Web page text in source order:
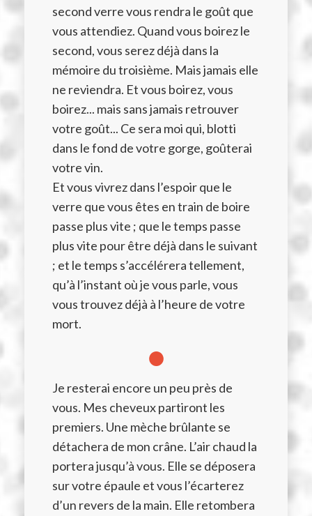
second verre vous rendra le goût que
vous attendiez. Quand vous boirez le
second, vous serez déjà dans la
mémoire du troisième. Mais jamais elle
ne reviendra. Et vous boirez, vous
boirez... mais sans jamais retrouver
votre goût... Ce sera moi qui, blotti
dans le fond de votre gorge, goûterai
votre vin.
Et vous vivrez dans l’espoir que le
verre que vous êtes en train de boire
passe plus vite ; que le temps passe
plus vite pour être déjà dans le suivant
; et le temps s’accélérera tellement,
qu’à l’instant où je vous parle, vous
vous trouvez déjà à l’heure de votre
mort.
●
Je resterai encore un peu près de
vous. Mes cheveux partiront les
premiers. Une mèche brûlante se
détachera de mon crâne. L’air chaud la
portera jusqu’à vous. Elle se déposera
sur votre épaule et vous l’écarterez
d’un revers de la main. Elle retombera